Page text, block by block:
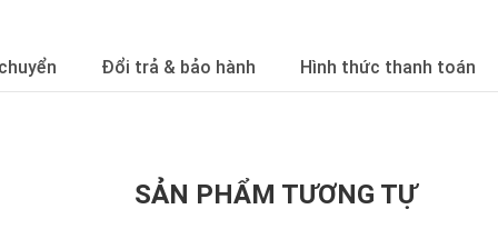
Đổi trả & bảo hành Hình thức thanh toán
SẢN PHẨM TƯƠNG TỰ